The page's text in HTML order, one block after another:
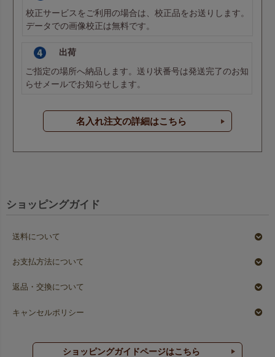
校正サービスをご利用の場合は、校正品をお送りします。
データでの画像校正は無料です。
出荷
ご指定の場所へ納品します。送り状番号は発送完了のお知
らせメールでお知らせします。
名入れ注文の詳細はこちら
ショッピングガイド
送料について
お支払方法について
返品・交換について
キャンセルポリシー
ショッピングガイドページはこちら